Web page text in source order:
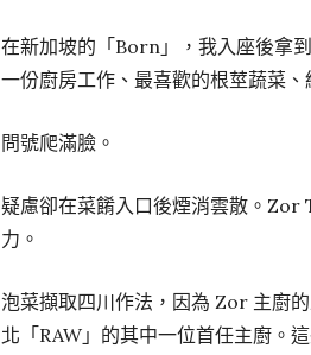
在新加坡的「Born」，我入座後拿
一份廚房工作、最喜歡的根莖蔬菜、
問號爬滿臉。
疑慮卻在菜餚入口後煙消雲散。Zor
力。
泡菜擷取四川作法，因為 Zor 主廚
北「RAW」的其中一位首任主廚。